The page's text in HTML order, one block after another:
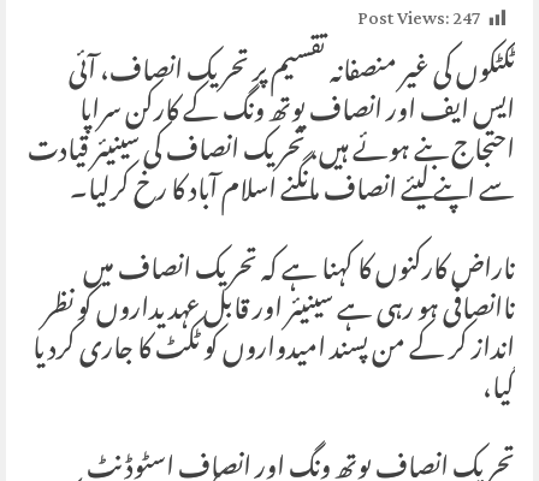
Post Views:247
ٹکٹکوں کی غیر منصفانہ تقسیم پر تحریک انصاف، آئی
ایس ایف اور انصاف یوتھ ونگ کے کارکن سراپا
احتجاج بنے ہوئے ہیں، تحریک انصاف کی سینیئر قیادت
سے اپنے لیئے انصاف مانگنے اسلام آباد کا رخ کرلیا۔
ناراض کارکنوں کا کہنا ہے کہ تحریک انصاف میں
ناانصافی ہو رہی ہے سینیئر اور قابل عہدیداروں کو نظر
انداز کر کے من پسند امیدواروں کو ٹکٹ کا جاری کردیا
گیا،